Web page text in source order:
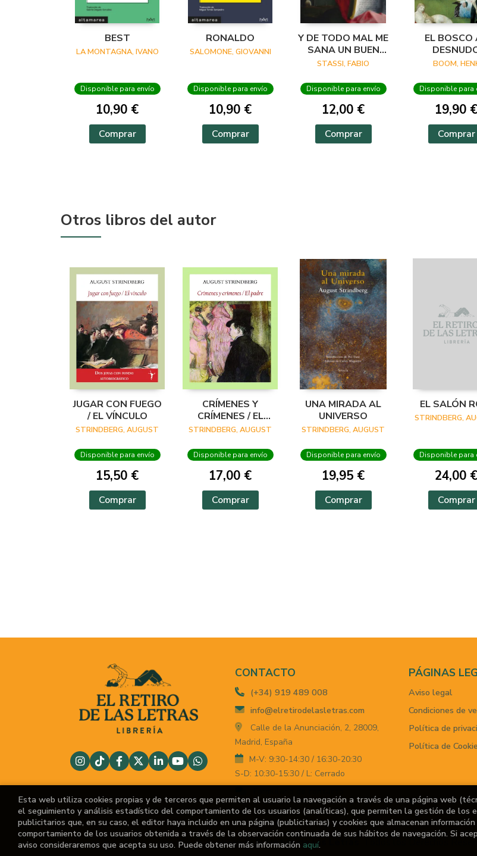
BEST
LA MONTAGNA, IVANO
Disponible para envío
10,90 €
Comprar
RONALDO
SALOMONE, GIOVANNI
Disponible para envío
10,90 €
Comprar
Y DE TODO MAL ME
SANA UN BUEN
VERSO
STASSI, FABIO
Disponible para envío
12,00 €
Comprar
EL BOSCO
BOOM,
Disponible para
19,90 €
Comprar
Otros libros del autor
JUGAR CON FUEGO
/ EL VÍNCULO
STRINDBERG, AUGUST
Disponible para envío
15,50 €
Comprar
CRÍMENES Y
CRÍMENES / EL
PADRE
STRINDBERG, AUGUST
Disponible para envío
17,00 €
Comprar
UNA MIRADA AL
UNIVERSO
STRINDBERG, AUGUST
Disponible para envío
19,95 €
Comprar
EL SALÓN
STRINDBERG,
Disponible para
24,00 €
Comprar
CONTACTO
(+34) 919 489 008
info@elretirodelasletras.com
Calle de la Anunciación, 2, 28009,
Madrid, España
M-V: 9:30-14:30 / 16:30-20:30
S-D: 10:30-15:30 / L: Cerrado
PÁGINAS
Aviso legal
Condiciones de
Política de
Política de
2026 © El Retiro de las Letras . Todos los Derechos
Esta web utiliza cookies propias y de terceros que permiten al usuario la navegación a través de una página web
el seguimiento y análisis estadístico del comportamiento de los usuarios (analíticas), que permiten la gestión de los
publicitarios que, en su caso, el editor haya incluido en una página (publicitarias) y cookies que almacenan
comportamiento de los usuarios obtenida a través de la observación continuada de sus hábitos de navegación. Si
aviso consideraremos que acepta su uso. Puede obtener más información aquí.